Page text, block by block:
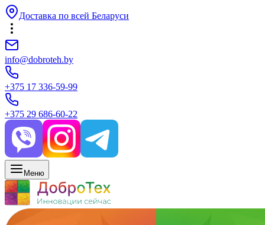
Доставка по всей Беларуси
info@dobroteh.by
+375 17 336-59-99
+375 29 686-60-22
Меню